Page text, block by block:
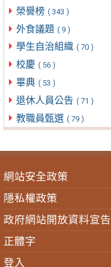
榮譽榜 ( 343 )
外食議題 ( 9 )
學生自治組織 ( 70 )
校慶 ( 56 )
畢典 ( 53 )
退休人員公告 ( 71 )
教職員甄選 ( 79 )
網站安全政策
隱私權政策
政府網站開放資料宣告
正體字
登入